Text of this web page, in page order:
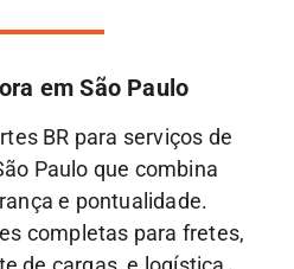
em São Paulo
BR para serviços de
Paulo que combina
e pontualidade.
completas para fretes,